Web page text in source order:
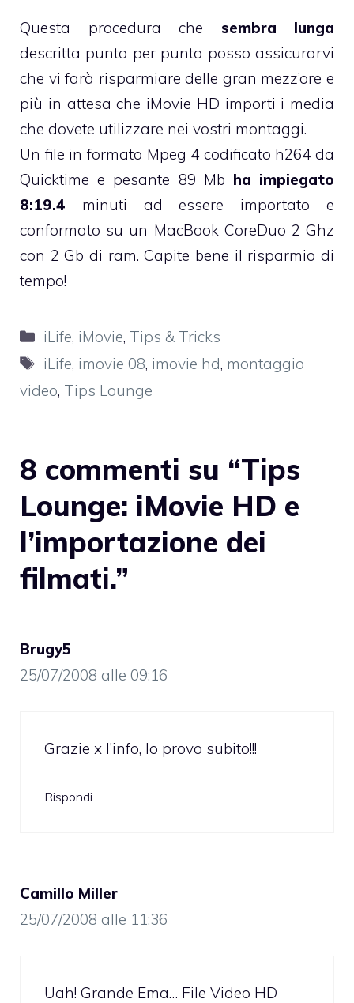
Questa procedura che sembra lunga
descritta punto per punto posso assicurarvi
che vi farà risparmiare delle gran mezz’ore e
più in attesa che iMovie HD importi i media
che dovete utilizzare nei vostri montaggi.
Un file in formato Mpeg 4 codificato h264 da
Quicktime e pesante 89 Mb ha impiegato
8:19.4 minuti ad essere importato e
conformato su un MacBook CoreDuo 2 Ghz
con 2 Gb di ram. Capite bene il risparmio di
tempo!
Categorie
iLife, iMovie, Tips & Tricks
Tag
iLife, imovie 08, imovie hd, montaggio
video, Tips Lounge
8 commenti su “Tips
Lounge: iMovie HD e
l’importazione dei
filmati.”
Brugy5
25/07/2008 alle 09:16
Grazie x l’info, lo provo subito!!!
Rispondi
Camillo Miller
25/07/2008 alle 11:36
Uah! Grande Ema… File Video HD